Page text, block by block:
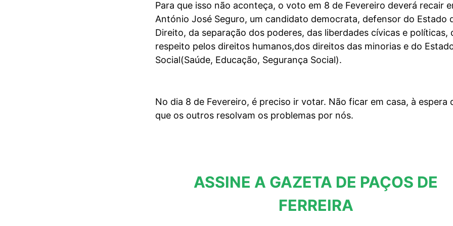
Para que isso não aconteça, o voto em 8 de Fevereiro deverá recair
António José Seguro, um candidato democrata, defensor do Estado
Direito, da separação dos poderes, das liberdades cívicas e políticas,
respeito pelos direitos humanos,dos direitos das minorias e do
Social(Saúde, Educação, Segurança Social).
No dia 8 de Fevereiro, é preciso ir votar. Não ficar em casa, à espera
que os outros resolvam os problemas por nós.
ASSINE A GAZETA DE PAÇOS DE
FERREIRA